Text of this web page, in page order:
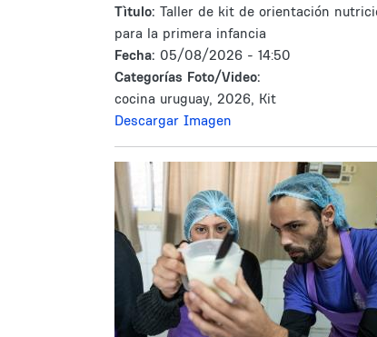
Tìtulo: Taller de kit de orientación
para la primera infancia
Fecha: 05/08/2026 - 14:50
Categorías Foto/Video:
cocina uruguay, 2026, Kit
Descargar Imagen